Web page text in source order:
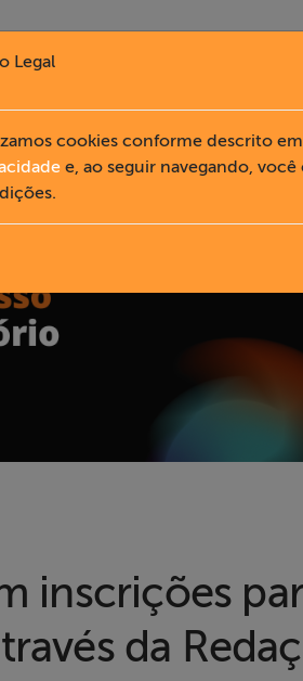
inscrições
da
Legal
cookies conforme descrito
e, ao seguir navegando,